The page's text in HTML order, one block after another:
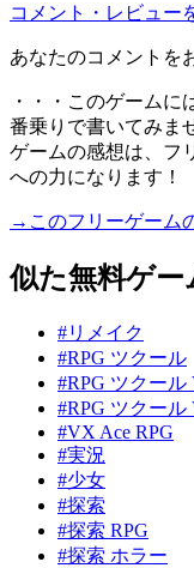
コメント・レビュー
あなたのコメントを
・・・このゲーム
番乗りで書いてみま
ゲームの感想は、フ
への力になります！
→このフリーゲーム
似た無料ゲー
#リメイク
#RPG ツクール
#RPG ツクール
#RPG ツクール
#VX Ace RPG
#実況
#少女
#探索
#探索 RPG
#探索 ホラー